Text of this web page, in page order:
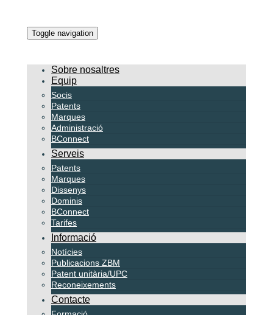
Toggle navigation
Sobre nosaltres
Equip
Socis
Patents
Marques
Administració
BConnect
Serveis
Patents
Marques
Dissenys
Dominis
BConnect
Tarifes
Informació
Notícies
Publicacions ZBM
Patent unitària/UPC
Reconeixements